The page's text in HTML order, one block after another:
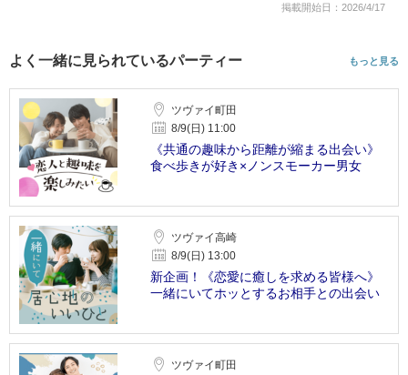
掲載開始日：2026/4/17
よく一緒に見られているパーティー もっと見る
ツヴァイ町田
8/9(日) 11:00
《共通の趣味から距離が縮まる出会い》
食べ歩きが好き×ノンスモーカー男女
ツヴァイ高崎
8/9(日) 13:00
新企画！《恋愛に癒しを求める皆様へ》
一緒にいてホッとするお相手との出会い
ツヴァイ町田